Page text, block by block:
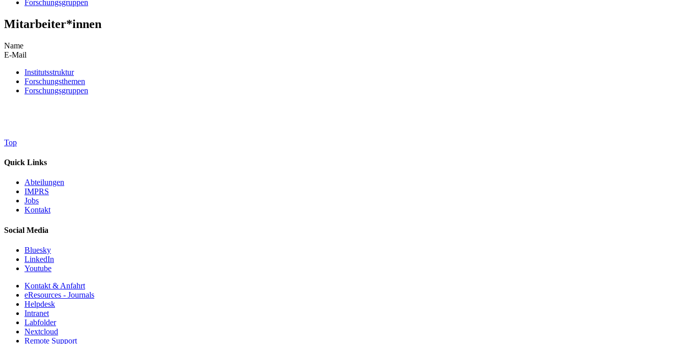
Forschungsgruppen
Mitarbeiter*innen
Name
E-Mail
Institutsstruktur
Forschungsthemen
Forschungsgruppen
Top
Quick Links
Abteilungen
IMPRS
Jobs
Kontakt
Social Media
Bluesky
LinkedIn
Youtube
Kontakt & Anfahrt
eResources - Journals
Helpdesk
Intranet
Labfolder
Nextcloud
Remote Support